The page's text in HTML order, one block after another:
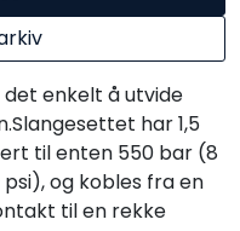
enkelt å utvide
har 1,5
til enten 550 bar (8
og kobles fra en
til en rekke